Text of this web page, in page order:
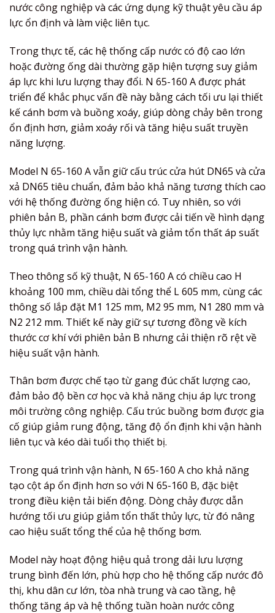
nước công nghiệp và các ứng dụng kỹ thuật yêu cầu áp
lực ổn định và làm việc liên tục.
Trong thực tế, các hệ thống cấp nước có độ cao lớn
hoặc đường ống dài thường gặp hiện tượng suy giảm
áp lực khi lưu lượng thay đổi. N 65-160 A được phát
triển để khắc phục vấn đề này bằng cách tối ưu lại thiết
kế cánh bơm và buồng xoáy, giúp dòng chảy bên trong
ổn định hơn, giảm xoáy rối và tăng hiệu suất truyền
năng lượng.
Model N 65-160 A vẫn giữ cấu trúc cửa hút DN65 và cửa
xả DN65 tiêu chuẩn, đảm bảo khả năng tương thích cao
với hệ thống đường ống hiện có. Tuy nhiên, so với
phiên bản B, phần cánh bơm được cải tiến về hình dạng
thủy lực nhằm tăng hiệu suất và giảm tổn thất áp suất
trong quá trình vận hành.
Theo thông số kỹ thuật, N 65-160 A có chiều cao H
khoảng 100 mm, chiều dài tổng thể L 605 mm, cùng các
thông số lắp đặt M1 125 mm, M2 95 mm, N1 280 mm và
N2 212 mm. Thiết kế này giữ sự tương đồng về kích
thước cơ khí với phiên bản B nhưng cải thiện rõ rệt về
hiệu suất vận hành.
Thân bơm được chế tạo từ gang đúc chất lượng cao,
đảm bảo độ bền cơ học và khả năng chịu áp lực trong
môi trường công nghiệp. Cấu trúc buồng bơm được gia
cố giúp giảm rung động, tăng độ ổn định khi vận hành
liên tục và kéo dài tuổi thọ thiết bị.
Trong quá trình vận hành, N 65-160 A cho khả năng
tạo cột áp ổn định hơn so với N 65-160 B, đặc biệt
trong điều kiện tải biến động. Dòng chảy được dẫn
hướng tối ưu giúp giảm tổn thất thủy lực, từ đó nâng
cao hiệu suất tổng thể của hệ thống bơm.
Model này hoạt động hiệu quả trong dải lưu lượng
trung bình đến lớn, phù hợp cho hệ thống cấp nước đô
thị, khu dân cư lớn, tòa nhà trung và cao tầng, hệ
thống tăng áp và hệ thống tuần hoàn nước công